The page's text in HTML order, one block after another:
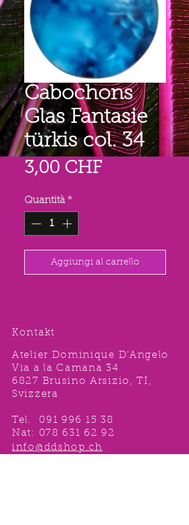
Cabochons
Glas Fantasie
türkis col. 34
3,00 CHFPrezzo
Quantità *
Aggiungi al carrello
Kontakt
Atelier Dominique D'Angelo
Via a la Camana 34
6827 Brusino Arsizio, TI,
Svizzera
Tel. 091 996 15 38
Nat: 078 631 62 92
info@ddshop.ch